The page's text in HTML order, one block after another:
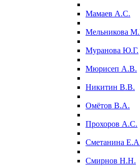
Мамаев А.С.
Мельникова
Муранова Ю.Г.
Мюрисеп А.В.
Никитин В.В.
Омётов В.А.
Прохоров А.С.
Сметанина
Смирнов Н.Н.